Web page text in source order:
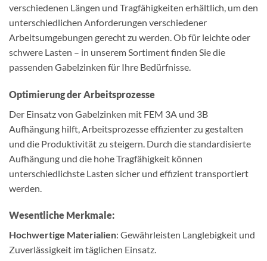
verschiedenen Längen und Tragfähigkeiten erhältlich, um den
unterschiedlichen Anforderungen verschiedener
Arbeitsumgebungen gerecht zu werden. Ob für leichte oder
schwere Lasten – in unserem Sortiment finden Sie die
passenden Gabelzinken für Ihre Bedürfnisse.
Optimierung der Arbeitsprozesse
Der Einsatz von Gabelzinken mit FEM 3A und 3B
Aufhängung hilft, Arbeitsprozesse effizienter zu gestalten
und die Produktivität zu steigern. Durch die standardisierte
Aufhängung und die hohe Tragfähigkeit können
unterschiedlichste Lasten sicher und effizient transportiert
werden.
Wesentliche Merkmale:
Hochwertige Materialien: Gewährleisten Langlebigkeit und
Zuverlässigkeit im täglichen Einsatz.